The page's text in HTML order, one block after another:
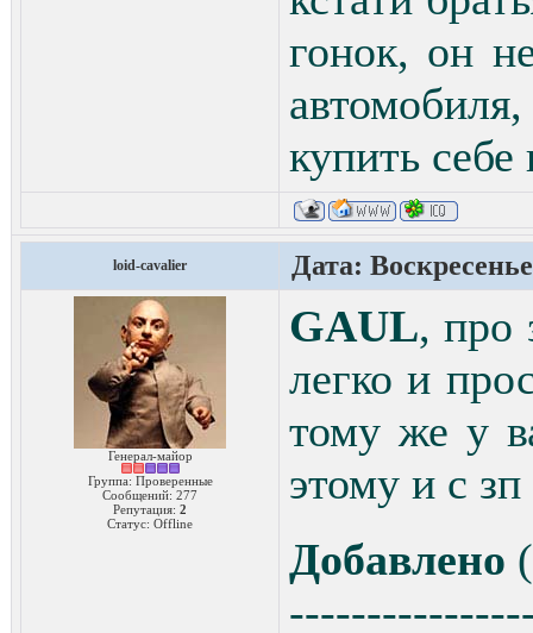
гонок, он
купить себе
loid-cavalier Дата:
Генерал-майор
Группа: Проверенные
Сообщений: 277
Репутация: 2
Статус: Offline
GAUL, про
легко и
тому же у
этому и с
Добавлено